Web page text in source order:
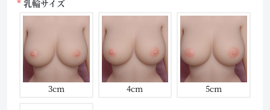
乳輪サイズ
3cm 4cm 5cm